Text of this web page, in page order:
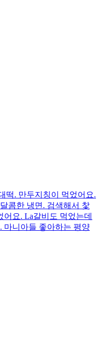
떡. 만두지칭이 먹었어요.
콤한 냉면. 검색해서 찿
요. La갈비도 먹었는데
마니아들 좋아하는 평양